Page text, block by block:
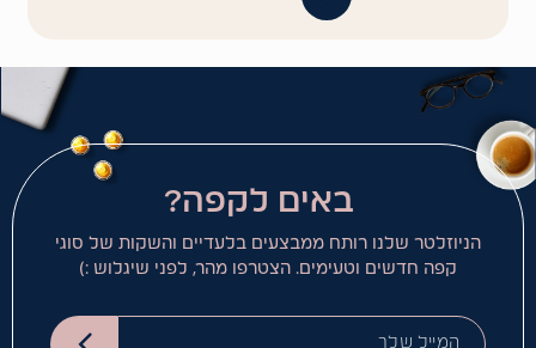
באים לקפה?
הניוזלטר שלנו רותח ממבצעים בלעדיים והשקות של סוגי
קפה חדשים וטעימים. הצטרפו מהר, לפני שיגלוש :)
המייל שלך